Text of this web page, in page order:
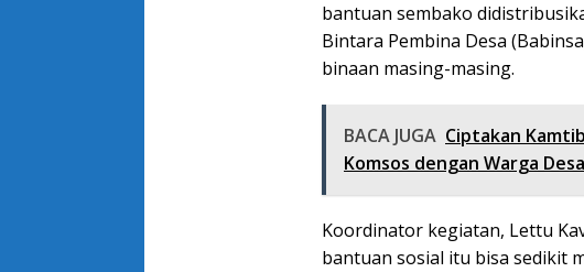
bantuan sembako
Bintara Pembina Desa
binaan masing-masing.
BACA JUGA Ciptakan
Komsos dengan Warga
Koordinator kegiatan, Lettu
bantuan sosial itu bisa sedikit